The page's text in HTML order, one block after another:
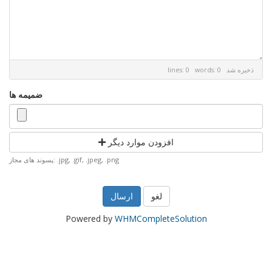
lines: 0 words: 0 ذخیره شد
ضمیمه ها
افزودن موارد دیگر
پسوند های مجاز: .jpg, .gif, .jpeg, .png
لغو
Powered by WHMCompleteSolution